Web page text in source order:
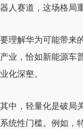
器人赛道，这场格局
要理解华为可能带来
产业，恰如新能源车
业化深壑。
其中，轻量化是破局
系统性门槛。例如，